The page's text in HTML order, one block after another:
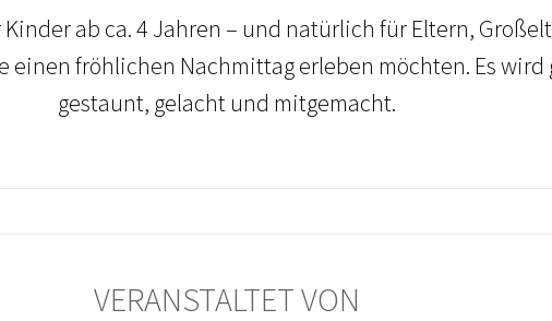
ab ca. 4 Jahren – und natürlich für Eltern,
einen fröhlichen Nachmittag erleben möchten. Es wird
gestaunt, gelacht und mitgemacht.
VERANSTALTET VON